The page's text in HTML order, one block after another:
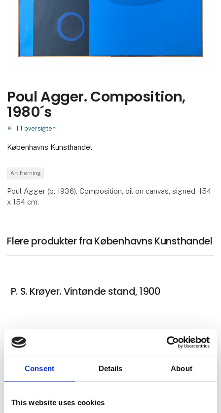
Consent Details About
This website uses cookies
Poul Agger. Composition,
1980´s
Til oversigten
Københavns Kunsthandel
Art Herning
Poul Agger (b. 1936). Composition, oil on canvas, signed. 154
x 154 cm.
Flere produkter fra Københavns Kunsthandel
P. S. Krøyer. Vintønde stand, 1900
Else Fischer-Hansen